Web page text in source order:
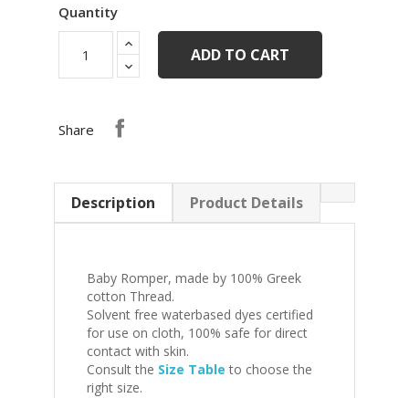
Quantity
ADD TO CART
Share
Description Product Details
Baby Romper, made by 100% Greek
cotton Thread.
Solvent free waterbased dyes certified
for use on cloth, 100% safe for direct
contact with skin.
Consult the Size Table to choose the
right size.